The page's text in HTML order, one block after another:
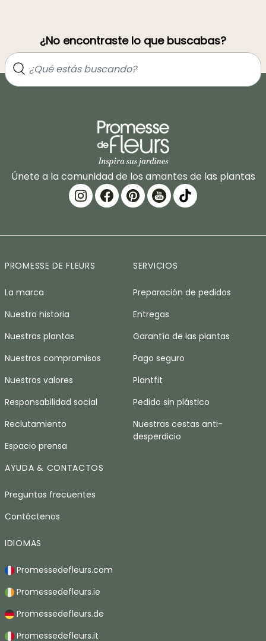
¿No encontraste lo que buscabas?
Únete a la comunidad de los amantes de las plantas
PROMESSE DE FLEURS
La marca
Nuestra historia
Nuestras plantas
Nuestros compromisos
Nuestros valores
Responsabilidad social
Reclutamiento
Espacio prensa
SERVICIOS
Preparación de pedidos
Entregas
Garantía de las plantas
Pago seguro
Plantfit
Pedido sin plástico
Nuestras cestas anti-
desperdicio
AYUDA & CONTACTOS
Preguntas frecuentes
Contáctenos
IDIOMAS
Promessedefleurs.com
Promessedefleurs.ie
Promessedefleurs.de
Promessedefleurs.it